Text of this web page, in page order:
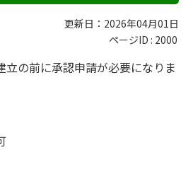
更新日：2026年04月01日
ページID : 2000
立の前に承認申請が必要になりま